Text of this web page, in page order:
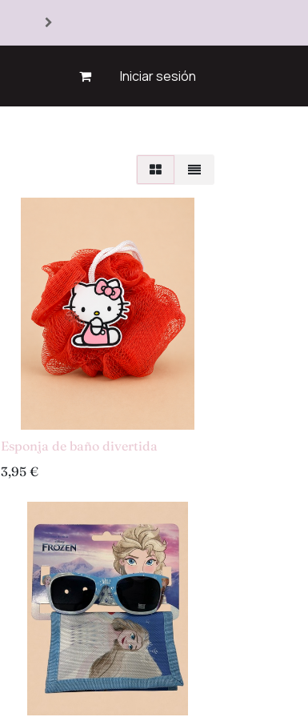
Iniciar sesión
Esponja de baño divertida
3,95 €